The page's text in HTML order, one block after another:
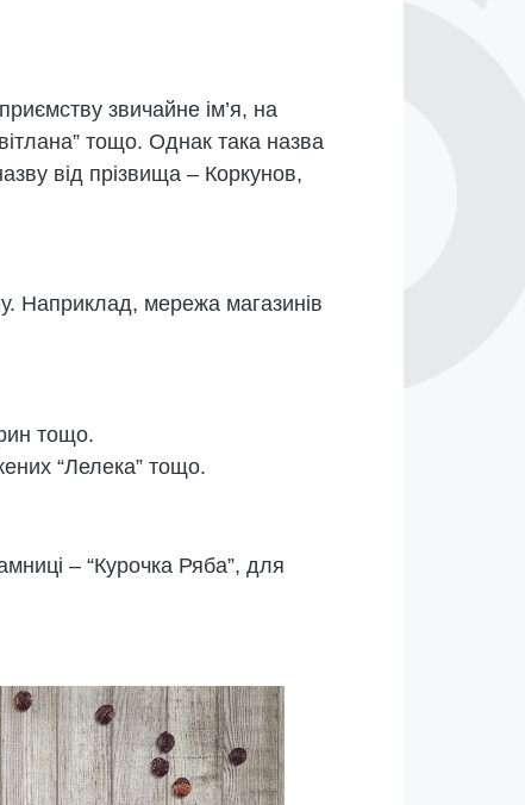
звичайне ім’я, на
тощо. Однак така назва
від прізвища – Коркунов,
Наприклад, мережа магазинів
тощо.
“Лелека” тощо.
– “Курочка Ряба”, для